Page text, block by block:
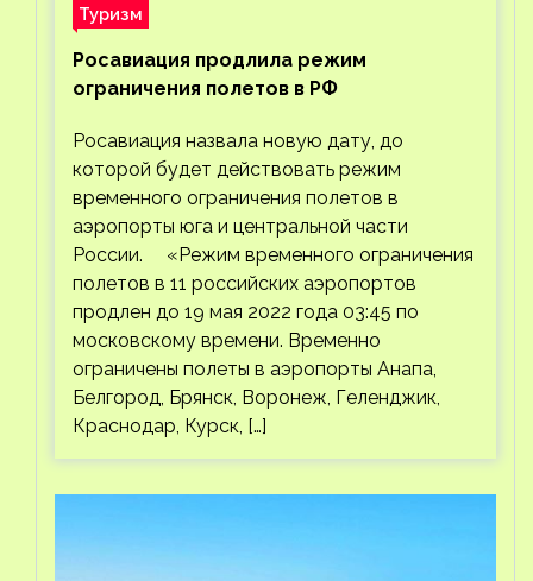
Туризм
Росавиация продлила режим
ограничения полетов в РФ
Росавиация назвала новую дату, до
которой будет действовать режим
временного ограничения полетов в
аэропорты юга и центральной части
России. «Режим временного ограничения
полетов в 11 российских аэропортов
продлен до 19 мая 2022 года 03:45 по
московскому времени. Временно
ограничены полеты в аэропорты Анапа,
Белгород, Брянск, Воронеж, Геленджик,
Краснодар, Курск, […]